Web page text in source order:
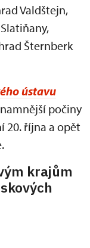
Valdštejn,
Šternberk
ústavu
počiny
20. října a opět
krajům